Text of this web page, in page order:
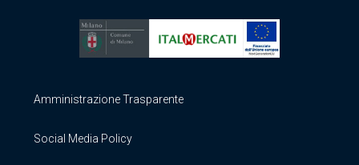
Amministrazione Trasparente
Social Media Policy